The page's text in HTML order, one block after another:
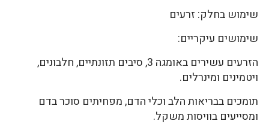
שימוש בחלק: זרעים
שימושים עיקריים:
הזרעים עשירים באומגה 3, סיבים תזונתיים, חלבונים,
ויטמינים ומינרלים.
תומכים בבריאות הלב וכלי הדם, מפחיתים סוכר בדם
ומסייעים בוויסות משקל.